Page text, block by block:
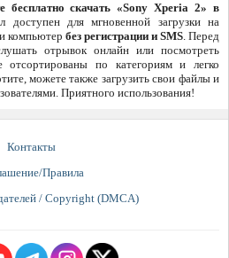
бесплатно скачать «Sony Xperia 2» в
доступен для мгновенной загрузки на
компьютер без регистрации и SMS. Перед
отрывок онлайн или посмотреть
по категориям и легко
можете также загрузить свои файлы и
Приятного использования!
Контакты
Правила
/ Copyright (DMCA)